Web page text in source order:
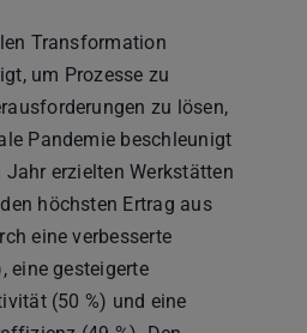
Transformation
um Prozesse zu
zu lösen,
Pandemie beschleunigt
erzielten Werkstätten
höchsten Ertrag aus
eine verbesserte
eine gesteigerte
(50 %) und eine